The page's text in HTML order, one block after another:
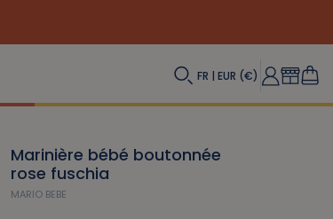
FR | EUR (€)
Marinière bébé boutonnée
rose fuschia
MARIO BEBE